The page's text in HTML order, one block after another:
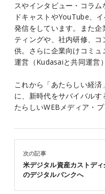
スやインタビュー・コラ
ドキャストやYouTube、
発信をしています。また
ティングや、社内研修、
供。さらに企業向けコミ
運営（Kudasaiと共同運営
これから「あたらしい経
に、新時代をサバイバル
たらしいWEBメディア・プ
次の記事
米デジタル資産カストデ
のデジタルバンクへ